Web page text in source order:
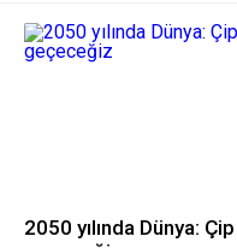
2050 yılında Dünya: